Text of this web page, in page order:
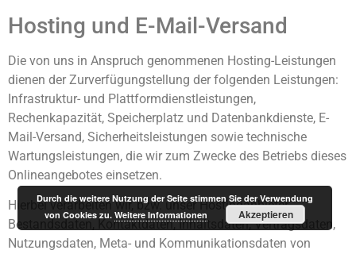
Hosting und E-Mail-Versand
Die von uns in Anspruch genommenen Hosting-Leistungen
dienen der Zurverfügungstellung der folgenden Leistungen:
Infrastruktur- und Plattformdienstleistungen,
Rechenkapazität, Speicherplatz und Datenbankdienste, E-
Mail-Versand, Sicherheitsleistungen sowie technische
Wartungsleistungen, die wir zum Zwecke des Betriebs dieses
Onlineangebotes einsetzen.
Hierbei verarbeiten wir, bzw. unser Hostinganbieter
Bestandsdaten, Kontaktdaten, Inhaltsdaten, Vertragsdaten,
Nutzungsdaten, Meta- und Kommunikationsdaten von
Durch die weitere Nutzung der Seite stimmen Sie der Verwendung
von Cookies zu.Weitere Informationen Akzeptieren